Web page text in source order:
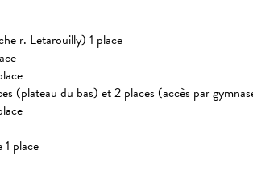
r. Letarouilly) 1 place
(plateau du bas) et 2 places (accès par
place